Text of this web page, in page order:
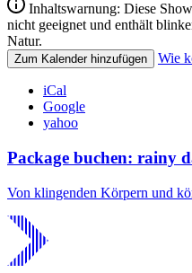
Inhaltswarnung: Diese
nicht geeignet und enthält
Natur.
Zum Kalender hinzufügen Wie
iCal
Google
yahoo
Package buchen: rainy
Von klingenden Körpern und